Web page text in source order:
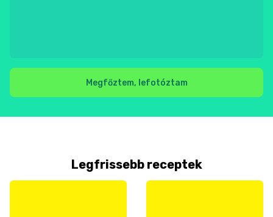
Megfőztem, lefotóztam
Legfrissebb receptek